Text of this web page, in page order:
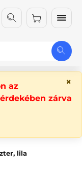
×
az
zárva
lila